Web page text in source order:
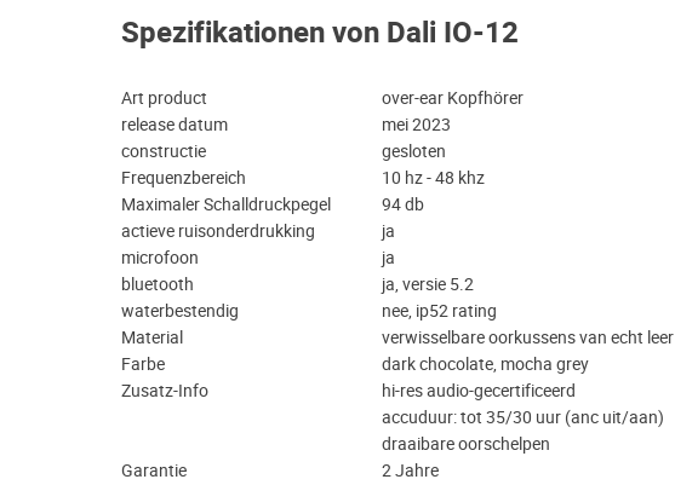
Spezifikationen von Dali IO-12
Art product
over-ear Kopfhörer
release datum
mei 2023
constructie
gesloten
Frequenzbereich
10 hz - 48 khz
Maximaler Schalldruckpegel
94 db
actieve ruisonderdrukking
ja
microfoon
ja
bluetooth
ja, versie 5.2
waterbestendig
nee, ip52 rating
Material
verwisselbare oorkussens van echt leer
Farbe
dark chocolate, mocha grey
Zusatz-Info
hi-res audio-gecertificeerd
accuduur: tot 35/30 uur (anc uit/aan)
draaibare oorschelpen
Garantie
2 Jahre